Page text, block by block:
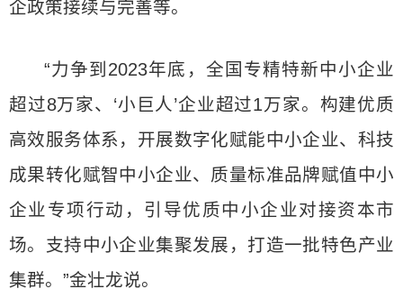
企政策接续与完善等。
“力争到2023年底，全国专精特新中小企业
超过8万家、‘小巨人’企业超过1万家。构建优质
高效服务体系，开展数字化赋能中小企业、科技
成果转化赋智中小企业、质量标准品牌赋值中小
企业专项行动，引导优质中小企业对接资本市
场。支持中小企业集聚发展，打造一批特色产业
集群。”金壮龙说。